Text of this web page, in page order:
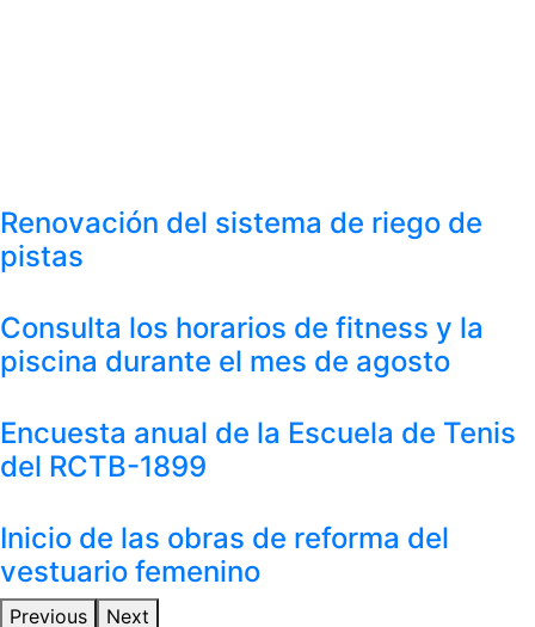
Renovación del sistema de riego de
pistas
Consulta los horarios de fitness y la
piscina durante el mes de agosto
Encuesta anual de la Escuela de Tenis
del RCTB-1899
Inicio de las obras de reforma del
vestuario femenino
Previous
Next